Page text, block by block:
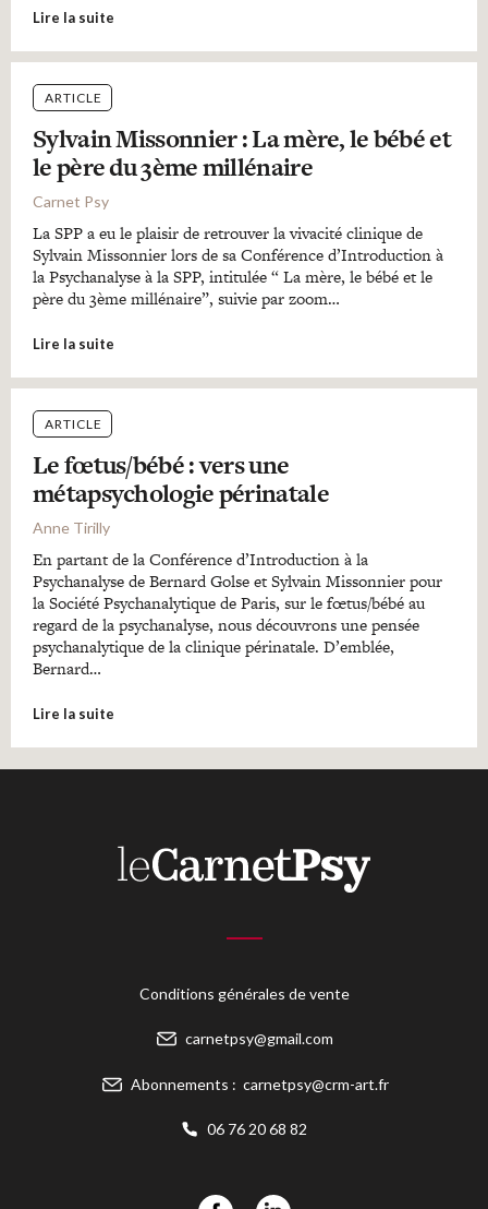
Lire la suite
ARTICLE
Sylvain Missonnier : La mère, le bébé et
le père du 3ème millénaire
Carnet Psy
La SPP a eu le plaisir de retrouver la vivacité clinique de
Sylvain Missonnier lors de sa Conférence d’Introduction à
la Psychanalyse à la SPP, intitulée “ La mère, le bébé et le
père du 3ème millénaire”, suivie par zoom…
Lire la suite
ARTICLE
Le fœtus/bébé : vers une
métapsychologie périnatale
Anne Tirilly
En partant de la Conférence d’Introduction à la
Psychanalyse de Bernard Golse et Sylvain Missonnier pour
la Société Psychanalytique de Paris, sur le fœtus/bébé au
regard de la psychanalyse, nous découvrons une pensée
psychanalytique de la clinique périnatale. D’emblée,
Bernard…
Lire la suite
Conditions générales de vente
carnetpsy@gmail.com
Abonnements : carnetpsy@crm-art.fr
06 76 20 68 82